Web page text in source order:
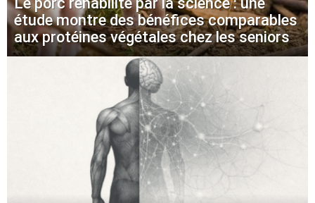
étude montre des bénéfices comparables
aux protéines végétales chez les seniors